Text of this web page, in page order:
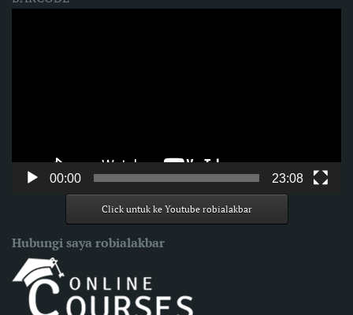
00:00 23:08
Click untuk ke Youtube robialakbar
Hubungi saya robialakbar